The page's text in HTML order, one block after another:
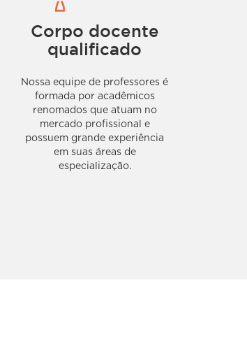
Corpo docente
qualificado
Nossa equipe de professores é
formada por acadêmicos
renomados que atuam no
mercado profissional e
possuem grande experiência
em suas áreas de
especialização.